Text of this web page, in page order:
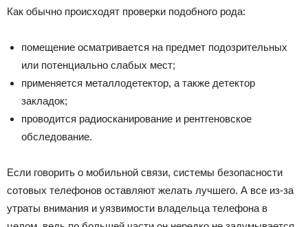
Как обычно происходят проверки подобного рода:
помещение осматривается на предмет подозрительных
или потенциально слабых мест;
применяется металлодетектор, а также детектор
закладок;
проводится радиосканирование и рентгеновское
обследование.
Если говорить о мобильной связи, системы безопасности
сотовых телефонов оставляют желать лучшего. А все из-за
утраты внимания и уязвимости владельца телефона в